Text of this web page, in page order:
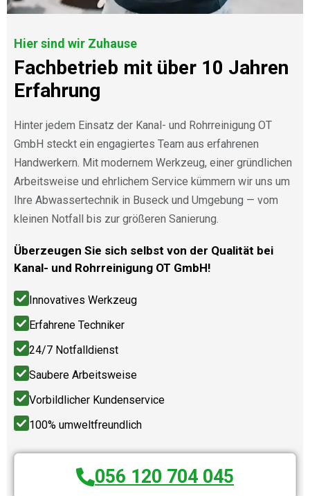
Hier sind wir Zuhause
Fachbetrieb mit über 10 Jahren
Erfahrung
Hinter jedem Einsatz der Kanal- und Rohrreinigung OT
GmbH steckt ein engagiertes Team aus erfahrenen
Handwerkern. Mit modernem Werkzeug, einer gründlichen
Arbeitsweise und ehrlichem Service kümmern wir uns um
Ihre Abwassertechnik in Buseck und Umgebung — vom
kleinen Notfall bis zur größeren Sanierung.
Überzeugen Sie sich selbst von der Qualität bei
Kanal- und Rohrreinigung OT GmbH!
Innovatives Werkzeug
Erfahrene Techniker
24/7 Notfalldienst
Saubere Arbeitsweise
Vorbildlicher Kundenservice
100% umweltfreundlich
056 120 704 045